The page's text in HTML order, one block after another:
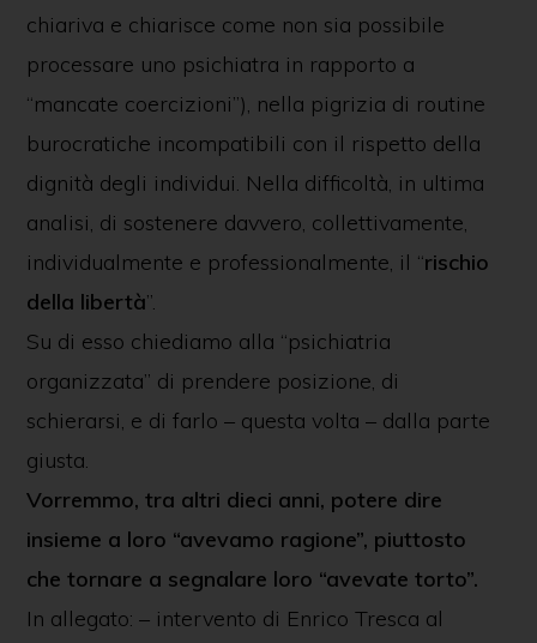
chiariva e chiarisce come non sia possibile
processare uno psichiatra in rapporto a
“mancate coercizioni”), nella pigrizia di routine
burocratiche incompatibili con il rispetto della
dignità degli individui. Nella difficoltà, in ultima
analisi, di sostenere davvero, collettivamente,
individualmente e professionalmente, il “rischio
della libertà”.
Su di esso chiediamo alla “psichiatria
organizzata” di prendere posizione, di
schierarsi, e di farlo – questa volta – dalla parte
giusta.
Vorremmo, tra altri dieci anni, potere dire
insieme a loro “avevamo ragione”, piuttosto
che tornare a segnalare loro “avevate torto”.
In allegato: – intervento di Enrico Tresca al